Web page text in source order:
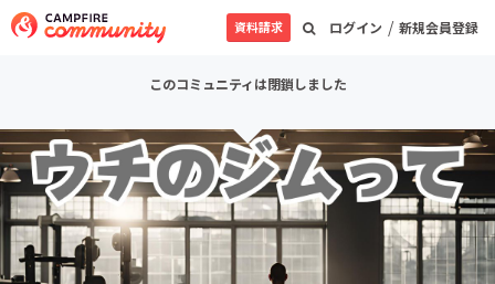
ログイン / 新規会員登録
資料請求
このコミュニティは閉鎖しました